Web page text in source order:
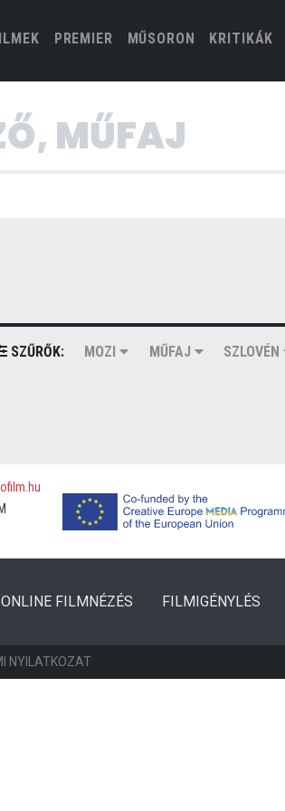
(CURRENT)
PREMIER MŰSORON KRITIKÁK
SZŰRŐK: MOZI MŰFAJ SZLOVÉN
ONLINE FILMNÉZÉS FILMIGÉNYLÉS
NYILATKOZAT